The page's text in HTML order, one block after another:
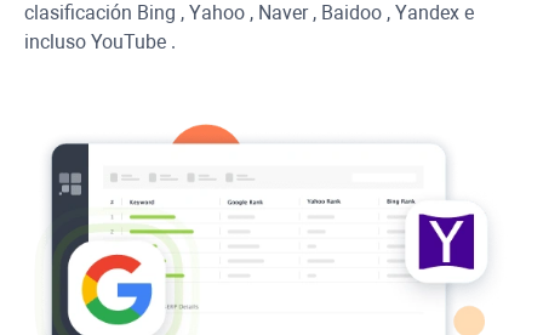
clasificación Bing , Yahoo , Naver, Baidoo , Yandex e
incluso YouTube .